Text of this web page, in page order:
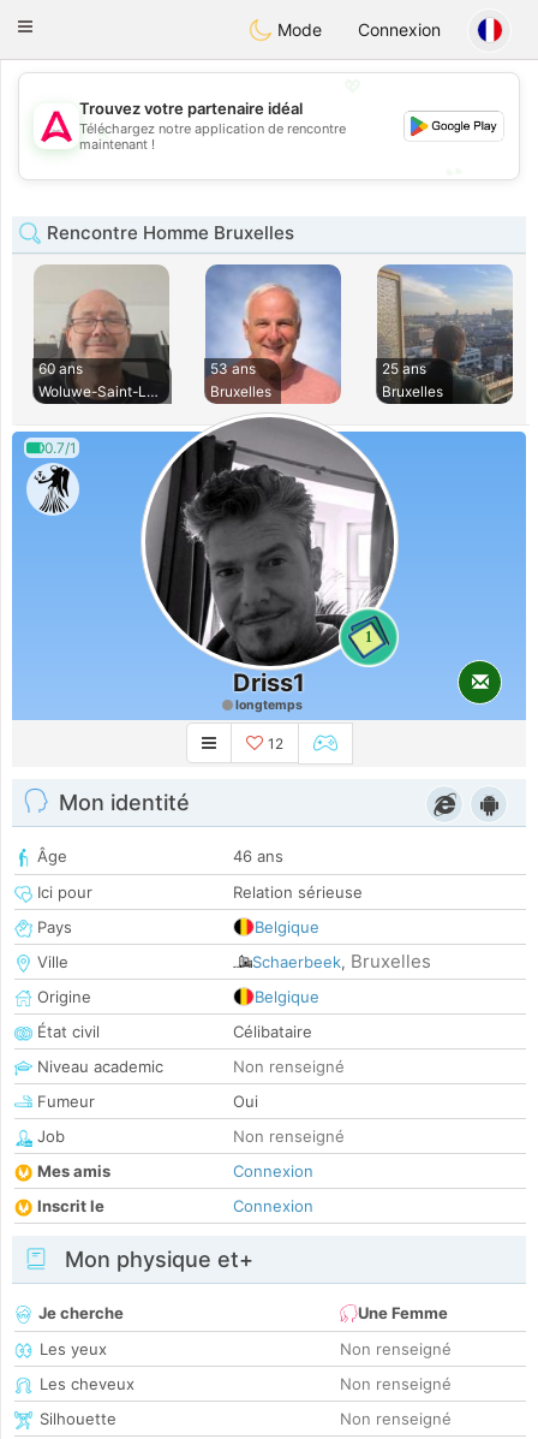
Tantôt
Toggle
Mode Connexion
💖
💕
Trouvez votre partenaire idéal
Téléchargez notre application de rencontre
maintenant !
Rencontre Homme Bruxelles
60 ans
Woluwe-Saint-Lambe
53 ans
Bruxelles
25 ans
Bruxelles
0.7/1
1
Driss1
longtemps
12
Mon identité
Âge
46 ans
Ici pour
Relation sérieuse
Pays
Belgique
Ville
Schaerbeek, Bruxelles
Origine
Belgique
État civil
Célibataire
Niveau academic
Non renseigné
Fumeur
Oui
Job
Non renseigné
Mes amis
Connexion
Inscrit le
Connexion
Mon physique et+
Je cherche
Une Femme
Les yeux
Non renseigné
Les cheveux
Non renseigné
Silhouette
Non renseigné